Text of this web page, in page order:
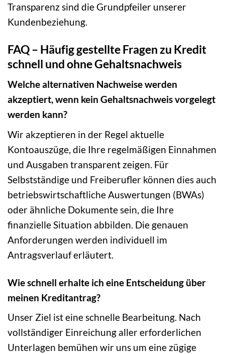
Transparenz sind die Grundpfeiler unserer
Kundenbeziehung.
FAQ – Häufig gestellte Fragen zu Kredit
schnell und ohne Gehaltsnachweis
Welche alternativen Nachweise werden
akzeptiert, wenn kein Gehaltsnachweis vorgelegt
werden kann?
Wir akzeptieren in der Regel aktuelle
Kontoauszüge, die Ihre regelmäßigen Einnahmen
und Ausgaben transparent zeigen. Für
Selbstständige und Freiberufler können dies auch
betriebswirtschaftliche Auswertungen (BWAs)
oder ähnliche Dokumente sein, die Ihre
finanzielle Situation abbilden. Die genauen
Anforderungen werden individuell im
Antragsverlauf erläutert.
Wie schnell erhalte ich eine Entscheidung über
meinen Kreditantrag?
Unser Ziel ist eine schnelle Bearbeitung. Nach
vollständiger Einreichung aller erforderlichen
Unterlagen bemühen wir uns um eine zügige